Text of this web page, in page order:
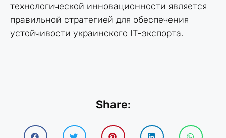
технологической инновационности является
правильной стратегией для обеспечения
устойчивости украинского IT-экспорта.
Share: